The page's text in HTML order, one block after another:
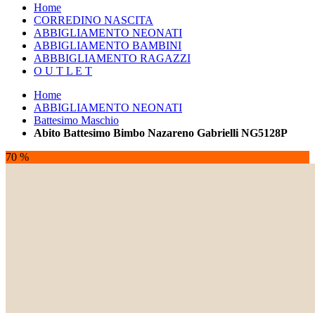
Home
CORREDINO NASCITA
ABBIGLIAMENTO NEONATI
ABBIGLIAMENTO BAMBINI
ABBBIGLIAMENTO RAGAZZI
O U T L E T
Home
ABBIGLIAMENTO NEONATI
Battesimo Maschio
Abito Battesimo Bimbo Nazareno Gabrielli NG5128P
70 %